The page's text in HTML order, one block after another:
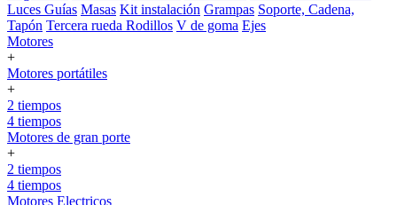
Luces Guías Masas Kit instalación Grampas Soporte, Cadena,
Tapón Tercera rueda Rodillos V de goma Ejes
Motores
+
Motores portátiles
+
2 tiempos
4 tiempos
Motores de gran porte
+
2 tiempos
4 tiempos
Motores Electricos